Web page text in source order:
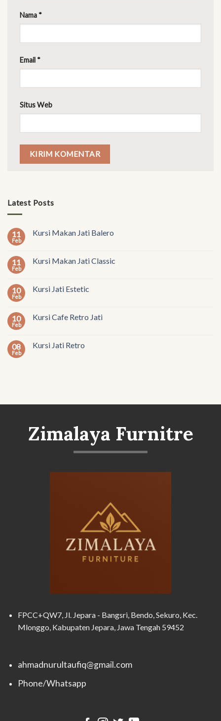
Nama *
Email *
Situs Web
Latest Posts
11
Feb
Kursi Makan Jati Balero
11
Feb
Kursi Makan Jati Classic
10
Feb
Kursi Jati Estetic
10
Feb
Kursi Cafe Retro Jati
08
Feb
Kursi Jati Retro
Zimalaya Furnitre
FPCC+QW7, Jl. Jepara - Bangsri, Bendo, Sekuro, Kec.
Mlonggo, Kabupaten Jepara, Jawa Tengah 59452
ahmadnurultaufiq@gmail.com
Phone/Whatsapp